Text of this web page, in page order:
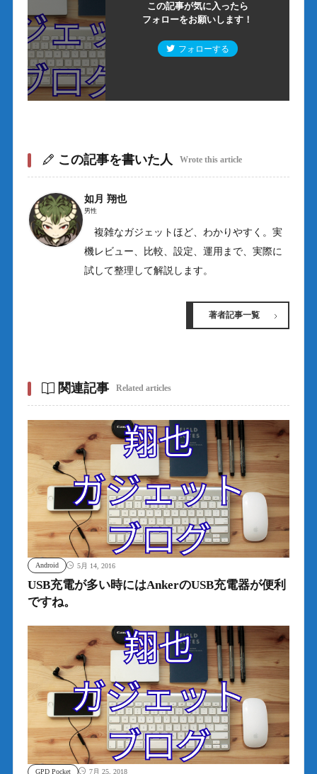
この記事が気に入ったら
フォローをお願いします！
フォローする
この記事を書いた人 Wrote this article
如月 翔也
男性
複雑なガジェットほど、わかりやすく。実
機レビュー、比較、設定、運用まで、実際に
試して整理して解説します。
著者記事一覧
関連記事 Related articles
Android 5月 14, 2016
USB充電が多い時にはAnkerのUSB充電器が便利
ですね。
GPD Pocket 7月 25, 2018